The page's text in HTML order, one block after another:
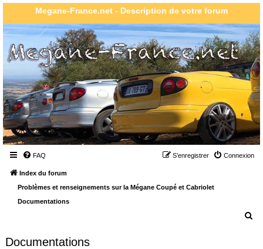
Megane-France.net - Description de votre forum
FAQ Connexion
S’enregistrer
Index du forum
Problèmes et renseignements sur la Mégane Coupé et Cabriolet
Documentations
Documentations